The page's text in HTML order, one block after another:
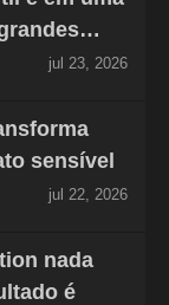
jul 23, 2026
sensível
jul 22, 2026
nada
é